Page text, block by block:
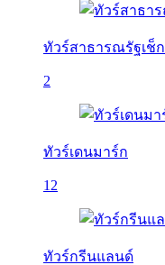
ทัวร์สาธารณรัฐเช็ก
2
ทัวร์เดนมาร์ก
12
ทัวร์กรีนแลนด์